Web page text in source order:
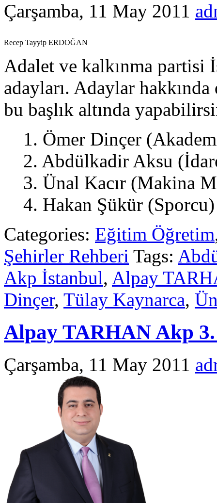
Çarşamba, 11 May 2011
Recep Tayyip ERDOĞAN
Adalet ve kalkınma
adayları. Adaylar
bu başlık altında
1. Ömer Dinçer
2. Abdülkadir Aksu
3. Ünal Kacır (Makina
4. Hakan Şükür
Categories: Eğitim Öğretim
Şehirler Rehberi Tags:
Akp İstanbul, Alpay
Dinçer, Tülay Kaynarca,
Alpay TARHAN Akp
Çarşamba, 11 May 2011